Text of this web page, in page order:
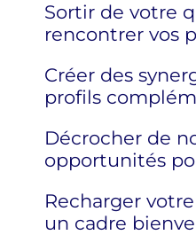
Sortir de votre
rencontrer vos
Créer des
profils
Décrocher de
opportunités
Recharger
un cadre